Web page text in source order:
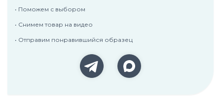
• Поможем с выбором
• Снимем товар на видео
• Отправим понравившийся образец